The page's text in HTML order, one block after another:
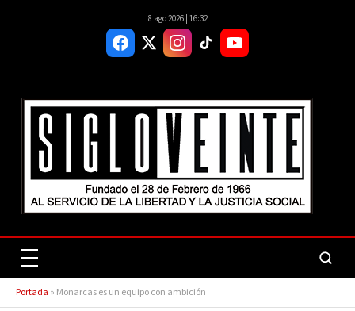
8 ago 2026 | 16:32
Portada » Monarcas es un equipo con ambición